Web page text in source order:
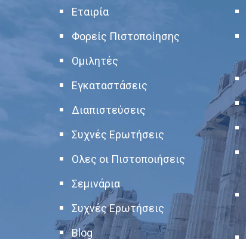
Εταιρία
Φορείς Πιστοποίησης
Ομιλητές
Εγκαταστάσεις
Διαπιστεύσεις
Συχνές Ερωτήσεις
Ολες οι Πιστοποιήσεις
Σεμινάρια
Συχνές Ερωτήσεις
Blog